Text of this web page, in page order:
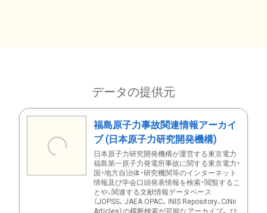
データの提供元
福島原子力事故関連情報アーカイ
ブ (日本原子力研究開発機構)
日本原子力研究開発機構が運営する東京電力
福島第一原子力発電所事故に関する東京電力・
国・地方自治体・研究機関等のインターネット
情報及び学会口頭発表情報を検索・閲覧するこ
とや、関連する文献情報データベース
（JOPSS、 JAEA OPAC、 INIS Repository、CiNii
Articles）の横断検索が可能なアーカイブ。 ひ